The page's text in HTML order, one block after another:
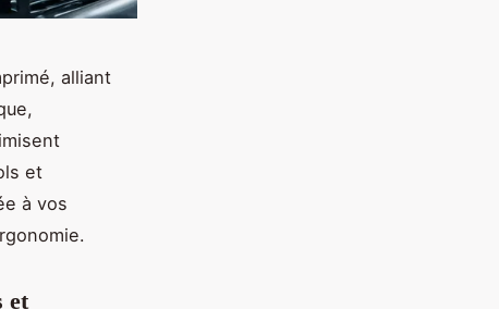
alliant
et
à vos
et